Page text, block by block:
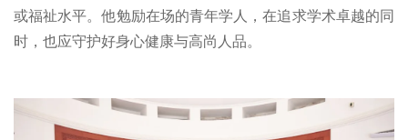
或福祉水平。他勉励在场的青年学人，在追求学术卓越的同
时，也应守护好身心健康与高尚人品。